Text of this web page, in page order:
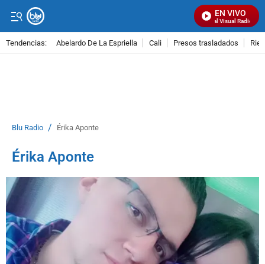
EN VIVO
Señal Visual Radio
Tendencias: Abelardo De La Espriella Cali Presos trasladados
Blu Radio / Érika Aponte
Érika Aponte